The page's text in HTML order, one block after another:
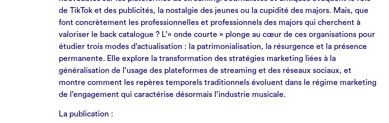
de TikTok et des publicités, la nostalgie des jeunes ou la cupidité des majors. Mais, que
font concrètement les professionnelles et professionnels des majors qui cherchent à
valoriser le back catalogue ? L’« onde courte » plonge au cœur de ces organisations pour
étudier trois modes d’actualisation : la patrimonialisation, la résurgence et la présence
permanente. Elle explore la transformation des stratégies marketing liées à la
généralisation de l’usage des plateformes de streaming et des réseaux sociaux, et
montre comment les repères temporels traditionnels évoluent dans le régime marketing
de l’engagement qui caractérise désormais l’industrie musicale.
La publication :